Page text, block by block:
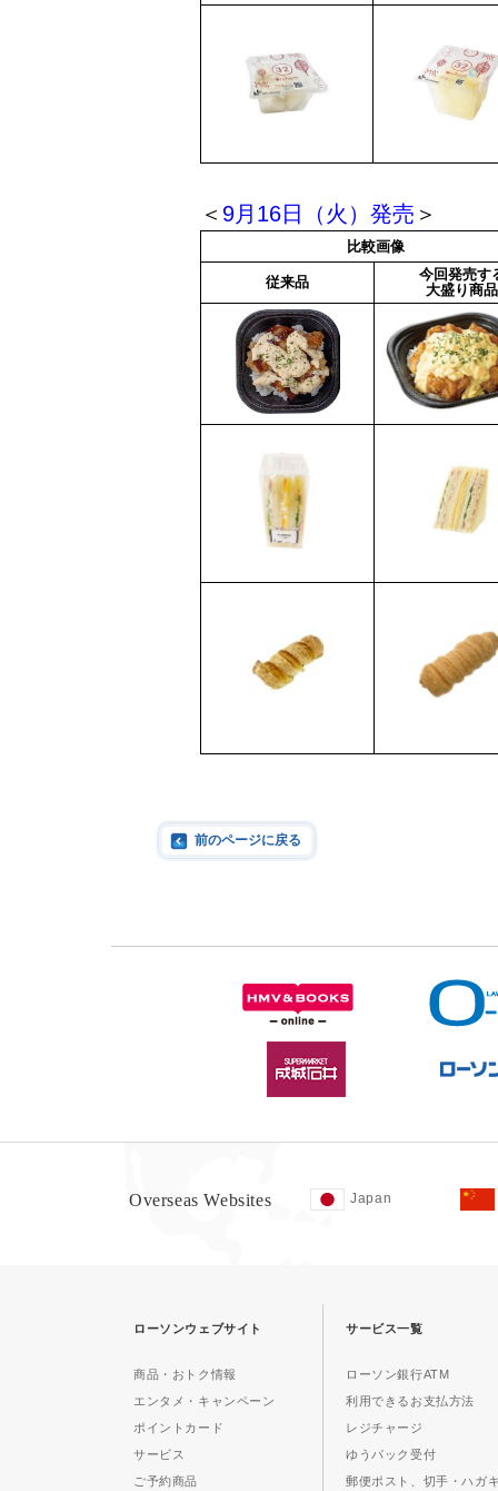
＜ 9月16日（火）発売 ＞
比較画像
従来品
今回発売す
大盛り商品
前のページに戻る
Overseas Websites Japan
ローソンウェブサイト
商品・おトク情報
エンタメ・キャンペーン
ポイントカード
サービス
ご予約商品
サービス一覧
ローソン銀行ATM
利用できるお支払方法
レジチャージ
ゆうパック受付
郵便ポスト、切手・ハガ